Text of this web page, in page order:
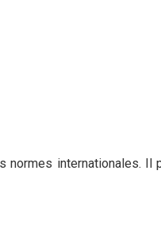
normes internationales. Il